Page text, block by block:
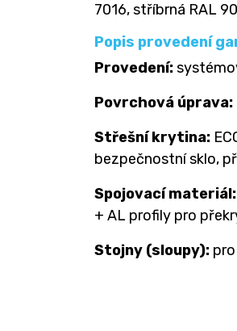
7016, stříbrná RAL
Popis provedení
Provedení:
Povrchová úprava:
Střešní krytina:
bezpečnostní sklo,
Spojovací materiál:
+ AL profily pro
Stojny (sloupy):